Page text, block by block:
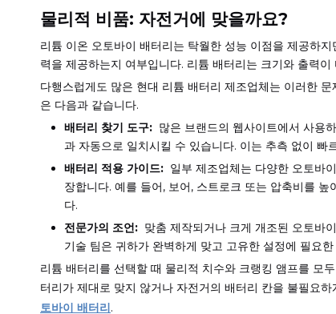
물리적 비품: 자전거에 맞을까요?
리튬 이온 오토바이 배터리는 탁월한 성능 이점을 제공하
력을 제공하는지 여부입니다. 리튬 배터리는 크기와 출력
다행스럽게도 많은 현대 리튬 배터리 제조업체는 이러한
은 다음과 같습니다.
배터리 찾기 도구: 많은 브랜드의 웹사이트에서 사용
과 자동으로 일치시킬 수 있습니다. 이는 추측 없이
배터리 적용 가이드: 일부 제조업체는 다양한 오토바
장합니다. 예를 들어, 보어, 스트로크 또는 압축비를
다.
전문가의 조언: 맞춤 제작되거나 크게 개조된 오토바
기술 팀은 귀하가 완벽하게 맞고 고유한 설정에 필요
리튬 배터리를 선택할 때 물리적 치수와 크랭킹 앰프를 모
터리가 제대로 맞지 않거나 자전거의 배터리 칸을 불필요
토바이 배터리.